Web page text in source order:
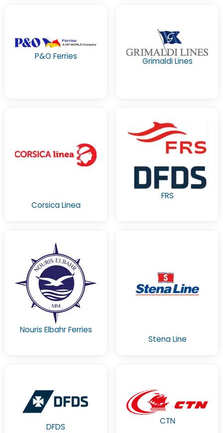
P&O Ferries Grimaldi Lines
Corsica Linea
FRS
Nouris Elbahr Ferries
Stena Line
DFDS
CTN